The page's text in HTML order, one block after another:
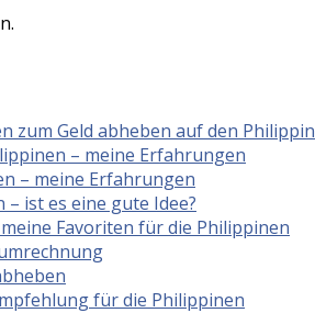
zum Geld abheben auf den
– meine Erfahrungen
– meine Erfahrungen
ist es eine gute Idee?
Favoriten für die Philippinen
für die Philippinen